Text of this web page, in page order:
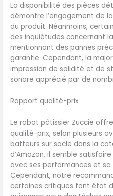
des ingrédients sans
Zuccie robot patissier
d'une garantie de
problème avec les
contacter. Les clients
l'acheter en toute
moteur est surchargé,
normale, ce qui signifie
Débranchez le cordon
marche)
La disponibilité des pièces
démontre l’engagement de
du produit. Néanmoins,
des inquiétudes concernant
mentionnant des pannes
garantie. Cependant, la
impression de solidité et de
sonore apprécié par de
Rapport qualité-prix
Le robot pâtissier Zuccie
qualité-prix, selon plusieurs
batteurs sur socle dans la
d’Amazon, il semble
avec ses performances et sa
Cependant, notre
certaines critiques font état